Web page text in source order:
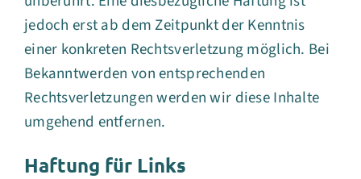
jedoch erst ab dem Zeitpunkt der Kenntnis
einer konkreten Rechtsverletzung möglich. Bei
Bekanntwerden von entsprechenden
Rechtsverletzungen werden wir diese Inhalte
umgehend entfernen.
Haftung für Links